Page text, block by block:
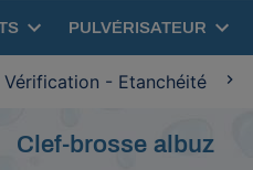
PULVÉRISATEUR
- Etanchéité
Clef-brosse albuz